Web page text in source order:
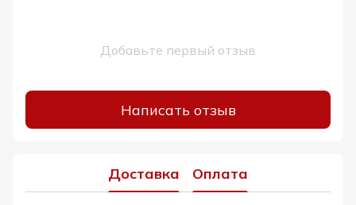
Добавьте первый отзыв
Написать отзыв
Доставка Оплата